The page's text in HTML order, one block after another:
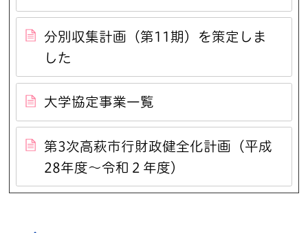
分別収集計画（第11期）を策定しま
した
大学協定事業一覧
第3次高萩市行財政健全化計画（平成
28年度～令和２年度）